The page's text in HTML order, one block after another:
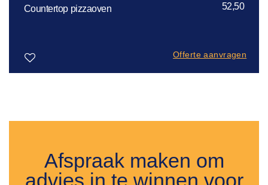
Countertop pizzaoven 52,50
Offerte aanvragen
Afspraak maken om
advies in te winnen voor